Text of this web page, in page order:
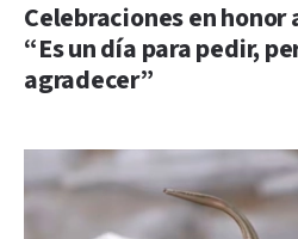
Celebraciones en honor
“Es un día para pedir,
agradecer”